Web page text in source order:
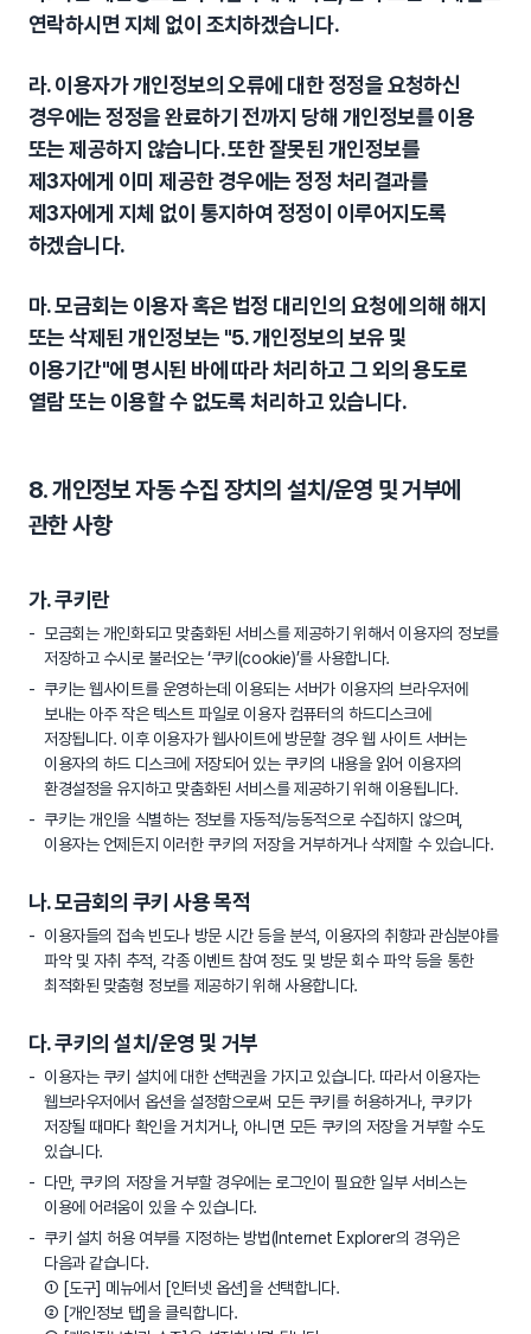
연락하시면 지체 없이 조치하겠습니다.
라. 이용자가 개인정보의 오류에 대한 정정을 요청하신
경우에는 정정을 완료하기 전까지 당해 개인정보를 이용
또는 제공하지 않습니다. 또한 잘못된 개인정보를
제3자에게 이미 제공한 경우에는 정정 처리결과를
제3자에게 지체 없이 통지하여 정정이 이루어지도록
하겠습니다.
마. 모금회는 이용자 혹은 법정 대리인의 요청에 의해 해지
또는 삭제된 개인정보는 "5. 개인정보의 보유 및
이용기간"에 명시된 바에 따라 처리하고 그 외의 용도로
열람 또는 이용할 수 없도록 처리하고 있습니다.
8. 개인정보 자동 수집 장치의 설치/운영 및 거부에
관한 사항
가. 쿠키란
모금회는 개인화되고 맞춤화된 서비스를 제공하기 위해서 이용자의 정보를
저장하고 수시로 불러오는 ‘쿠키(cookie)’를 사용합니다.
쿠키는 웹사이트를 운영하는데 이용되는 서버가 이용자의 브라우저에
보내는 아주 작은 텍스트 파일로 이용자 컴퓨터의 하드디스크에
저장됩니다. 이후 이용자가 웹사이트에 방문할 경우 웹 사이트 서버는
이용자의 하드 디스크에 저장되어 있는 쿠키의 내용을 읽어 이용자의
환경설정을 유지하고 맞춤화된 서비스를 제공하기 위해 이용됩니다.
쿠키는 개인을 식별하는 정보를 자동적/능동적으로 수집하지 않으며,
이용자는 언제든지 이러한 쿠키의 저장을 거부하거나 삭제할 수 있습니다.
나. 모금회의 쿠키 사용 목적
이용자들의 접속 빈도나 방문 시간 등을 분석, 이용자의 취향과 관심분야를
파악 및 자취 추적, 각종 이벤트 참여 정도 및 방문 회수 파악 등을 통한
최적화된 맞춤형 정보를 제공하기 위해 사용합니다.
다. 쿠키의 설치/운영 및 거부
이용자는 쿠키 설치에 대한 선택권을 가지고 있습니다. 따라서 이용자는
웹브라우저에서 옵션을 설정함으로써 모든 쿠키를 허용하거나, 쿠키가
저장될 때마다 확인을 거치거나, 아니면 모든 쿠키의 저장을 거부할 수도
있습니다.
다만, 쿠키의 저장을 거부할 경우에는 로그인이 필요한 일부 서비스는
이용에 어려움이 있을 수 있습니다.
쿠키 설치 허용 여부를 지정하는 방법(Internet Explorer의 경우)은
다음과 같습니다.
① [도구] 메뉴에서 [인터넷 옵션]을 선택합니다.
② [개인정보 탭]을 클릭합니다.